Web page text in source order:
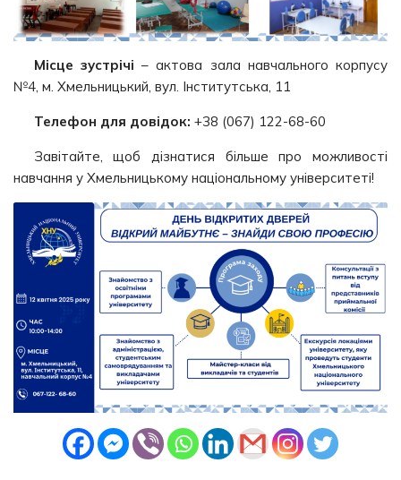
Місце зустрічі – актова зала навчального корпусу
№4, м. Хмельницький, вул. Інститутська, 11
Телефон для довідок: +38 (067) 122-68-60
Завітайте, щоб дізнатися більше про можливості
навчання у Хмельницькому національному університеті!